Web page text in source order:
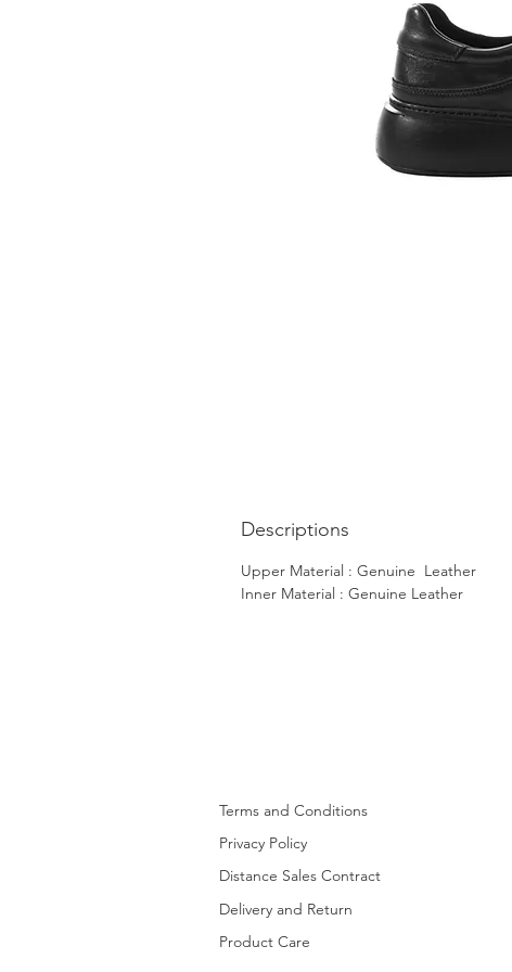
Descriptions
Upper Material : Genuine Leather
Inner Material : Genuine Leather
Privacy Policy
Distance Sales Contract
Delivery and Return
Product Care
Terms and Conditions